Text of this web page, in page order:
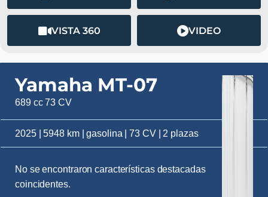
VISTA 360 VIDEO
Yamaha MT-07
689 cc 73 CV
2025 | 5948 km | gasolina | 73 CV | 2 plazas
No se encontraron características destacadas
coincidentes.